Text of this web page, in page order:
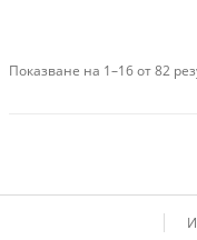
Показване на 1–16 от 82